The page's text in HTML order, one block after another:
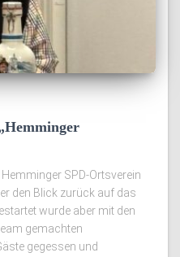
SPD-Ortsverein
den Blick zurück auf das
wurde aber mit den
gemachten
gegessen und